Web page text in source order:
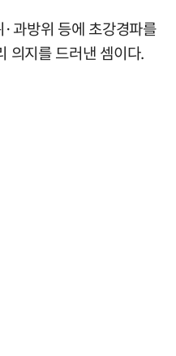
과방위 등에 초강경파를
의지를 드러낸 셈이다.